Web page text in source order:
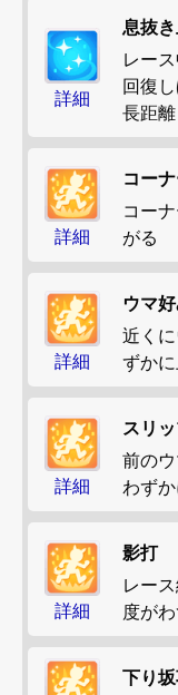
詳細
息抜
レー
回復
長距離
詳細
コー
コー
がる
詳細
ウマ
近く
ずか
詳細
スリ
前の
わず
詳細
影打
レー
度が
下り